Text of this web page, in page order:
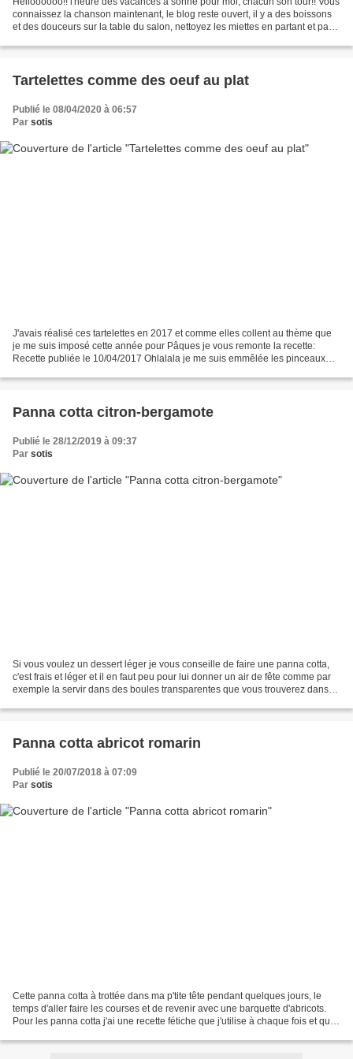
connaissez la chanson maintenant, le blog reste ouvert, il y a des boissons
et des douceurs sur la table du salon, nettoyez les miettes en partant et pas
Tartelettes comme des oeuf au plat
Publié le 08/04/2020 à 06:57
Par sotis
J'avais réalisé ces tartelettes en 2017 et comme elles collent au thème que
je me suis imposé cette année pour Pâques je vous remonte la recette:
Recette publiée le 10/04/2017 Ohlalala je me suis emmêlée les pinceaux
Panna cotta citron-bergamote
Publié le 28/12/2019 à 09:37
Par sotis
Si vous voulez un dessert léger je vous conseille de faire une panna cotta,
c'est frais et léger et il en faut peu pour lui donner un air de fête comme par
exemple la servir dans des boules transparentes que vous trouverez dans
Panna cotta abricot romarin
Publié le 20/07/2018 à 07:09
Par sotis
Cette panna cotta à trottée dans ma p'tite tête pendant quelques jours, le
temps d'aller faire les courses et de revenir avec une barquette d'abricots.
Pour les panna cotta j'ai une recette fétiche que j'utilise à chaque fois et qui